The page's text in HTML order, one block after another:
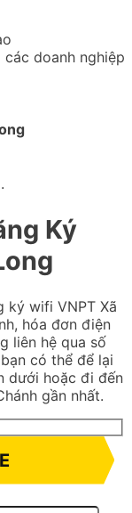
doanh nghiệp
Ký
ký wifi VNPT Xã
hóa đơn điện
liên hệ qua số
có thể để lại
dưới hoặc đi đến
gần nhất.